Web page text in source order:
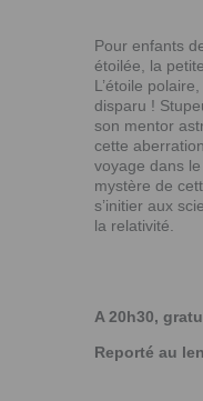
Pour enfants
étoilée, la
L’étoile
disparu !
son mentor
cette
voyage dans
mystère de
s’initier aux
la relativité.
A 20h30,
Reporté au